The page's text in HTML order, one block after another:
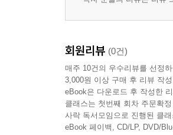
회원리뷰 (0건)
매주 10건의 우수리뷰를 선정
3,000원 이상 구매 후 리뷰 작성
eBook은 다운로드 후 작성한
클래스는 첫번째 회차 주문확
사락 독서모임으로 진행된 클
eBook 페이백, CD/LP, DVD/